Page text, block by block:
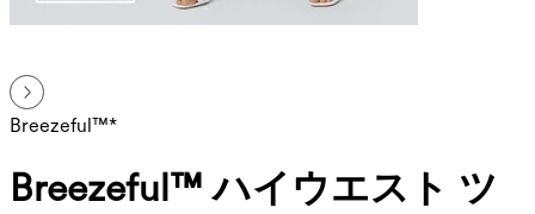
Breezeful™*
Breezeful™ ハイウエスト ツ